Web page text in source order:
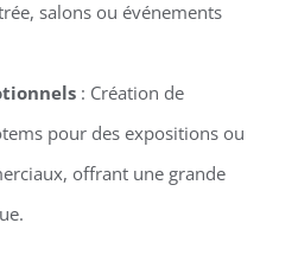
salons ou événements
: Création de
pour des expositions ou
offrant une grande